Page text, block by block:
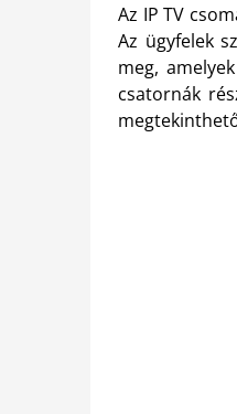
Az IP TV
Az ügyfelek
meg,
csatornák